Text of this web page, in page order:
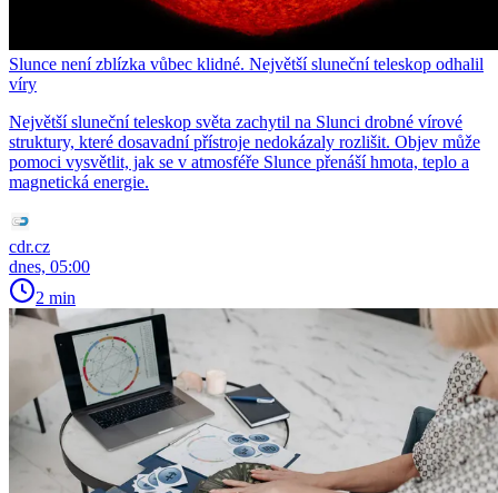
Slunce není zblízka vůbec klidné. Největší sluneční teleskop odhalil
víry
Největší sluneční teleskop světa zachytil na Slunci drobné vírové
struktury, které dosavadní přístroje nedokázaly rozlišit. Objev může
pomoci vysvětlit, jak se v atmosféře Slunce přenáší hmota, teplo a
magnetická energie.
cdr.cz
dnes, 05:00
2 min